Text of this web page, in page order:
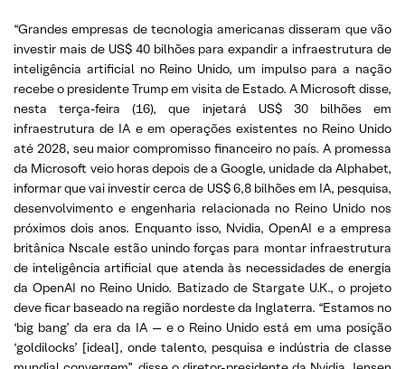
“Grandes empresas de tecnologia americanas disseram que vão
investir mais de US$ 40 bilhões para expandir a infraestrutura de
inteligência artificial no Reino Unido, um impulso para a nação
recebe o presidente Trump em visita de Estado. A Microsoft disse,
nesta terça-feira (16), que injetará US$ 30 bilhões em
infraestrutura de IA e em operações existentes no Reino Unido
até 2028, seu maior compromisso financeiro no país. A promessa
da Microsoft veio horas depois de a Google, unidade da Alphabet,
informar que vai investir cerca de US$ 6,8 bilhões em IA, pesquisa,
desenvolvimento e engenharia relacionada no Reino Unido nos
próximos dois anos. Enquanto isso, Nvidia, OpenAI e a empresa
britânica Nscale estão unindo forças para montar infraestrutura
de inteligência artificial que atenda às necessidades de energia
da OpenAI no Reino Unido. Batizado de Stargate U.K., o projeto
deve ficar baseado na região nordeste da Inglaterra. “Estamos no
‘big bang’ da era da IA — e o Reino Unido está em uma posição
‘goldilocks’ [ideal], onde talento, pesquisa e indústria de classe